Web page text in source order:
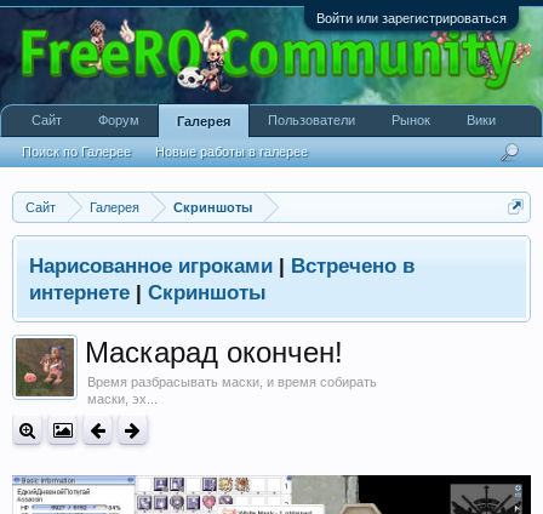
Войти или зарегистрироваться
Сайт Галерея Скриншоты
Нарисованное игроками | Встречено в
интернете | Скриншоты
Маскарад окончен!
Время разбрасывать маски, и время собирать
маски, эх...
Сайт Форум Галерея
Поиск по Галерее Новые работы в галерее
Пользователи Рынок Вики